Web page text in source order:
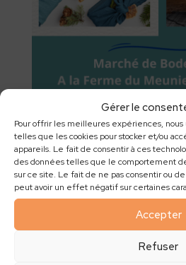
Gérer le
Pour offrir les meilleures expériences, nous
telles que les cookies pour stocker et/ou
appareils. Le fait de consentir à ces
des données telles que le comportement
sur ce site. Le fait de ne pas consentir ou
peut avoir un effet négatif sur certaines
Accepter
Refuser
Vous voulez organiser un atelier
votre établissement scolaire ou
Contactez-moi au 06 98 10 23 76
abonnez-vous à mon blog pour
ma page